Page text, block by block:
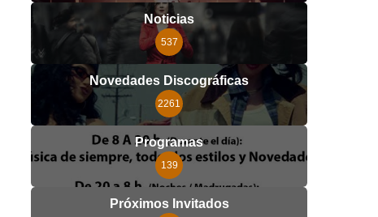
Noticias
537
Novedades Discográficas
2261
Programas
139
Próximos Invitados